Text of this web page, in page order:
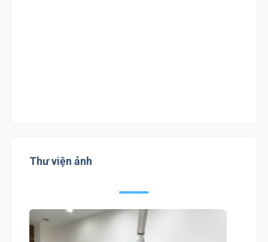
Thư viện ảnh